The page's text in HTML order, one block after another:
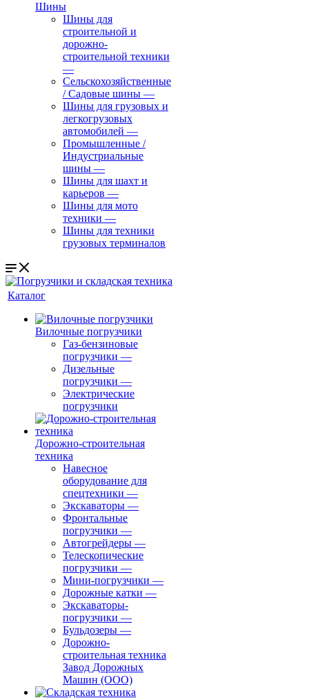
Шины
Шины для
строительной и
дорожно-
строительной техники
—
Сельскохозяйственные
/ Садовые шины —
Шины для грузовых и
легкогрузовых
автомобилей —
Промышленные /
Индустриальные
шины —
Шины для шахт и
карьеров —
Шины для мото
техники —
Шины для техники
грузовых терминалов
Каталог
Вилочные погрузчики
Газ-бензиновые
погрузчики —
Дизельные
погрузчики —
Электрические
погрузчики
Дорожно-строительная
техника
Навесное
оборудование для
спецтехники —
Экскаваторы —
Фронтальные
погрузчики —
Автогрейдеры —
Телескопические
погрузчики —
Мини-погрузчики —
Дорожные катки —
Экскаваторы-
погрузчики —
Бульдозеры —
Дорожно-
строительная техника
Завод Дорожных
Машин (ООО)